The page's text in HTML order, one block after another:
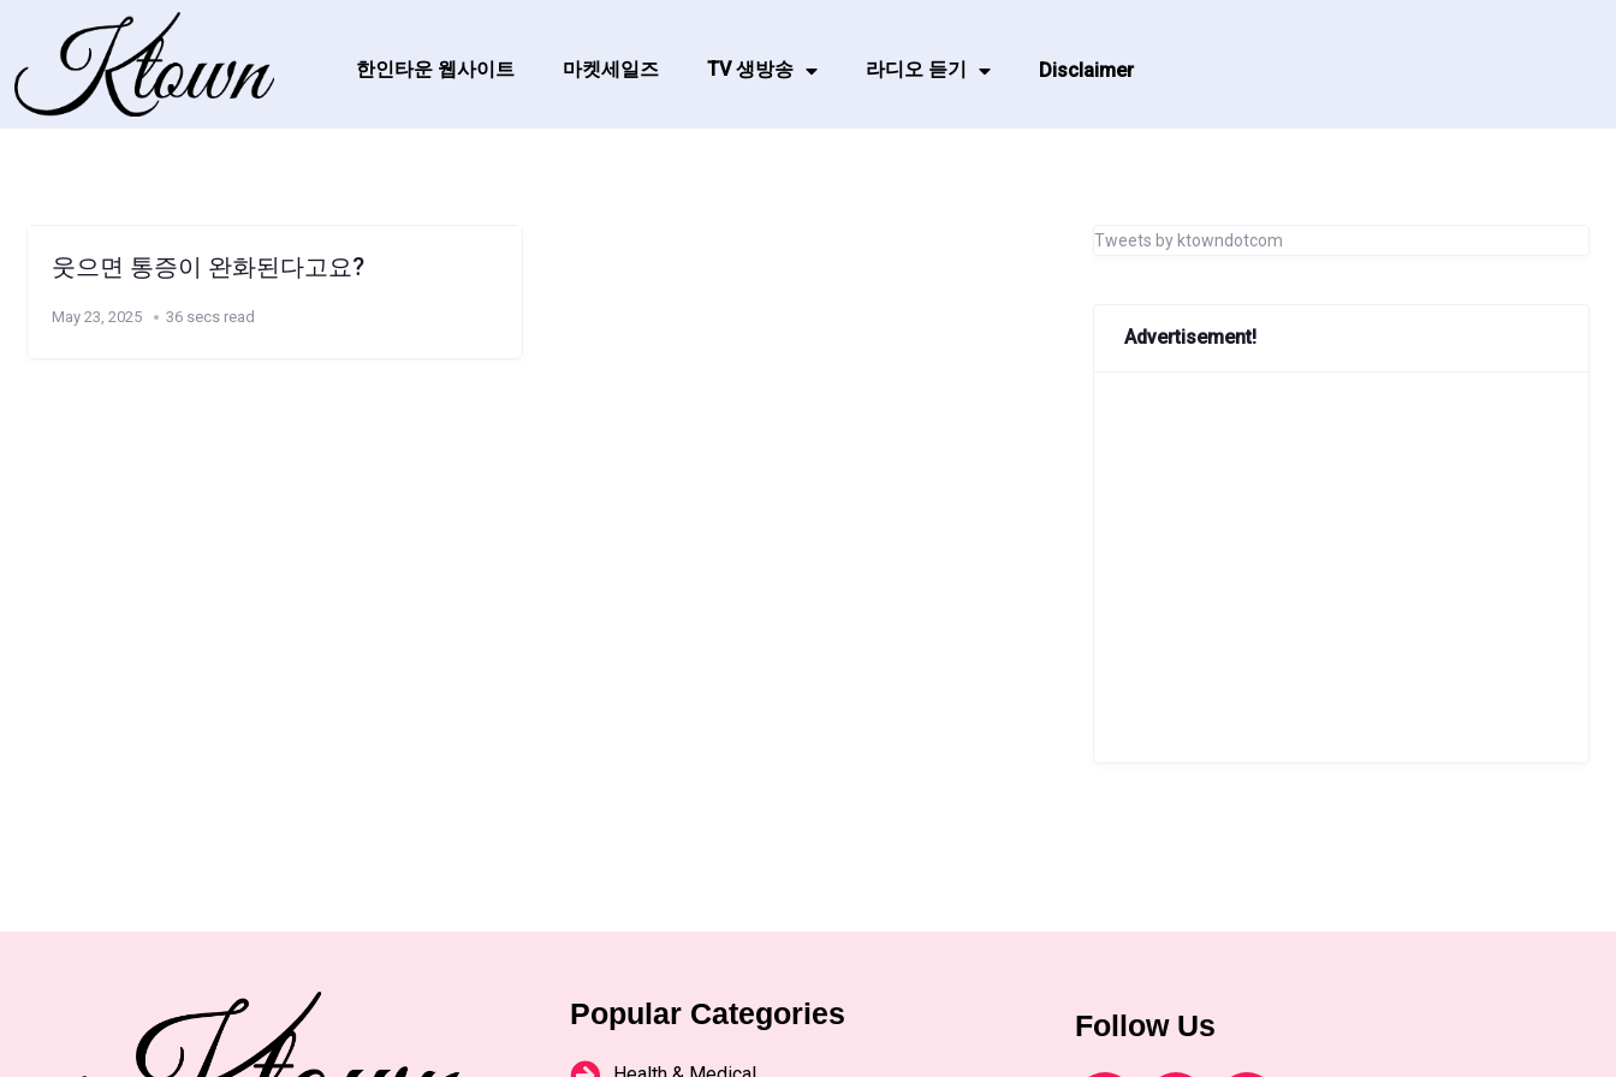
한인타운 웹사이트 마켓세일즈 TV 생방송 라디오 듣기 Disclaimer
웃으면 통증이 완화된다고요?
May 23, 2025 36 secs read
Tweets by ktowndotcom
Advertisement!
Popular Categories Follow Us